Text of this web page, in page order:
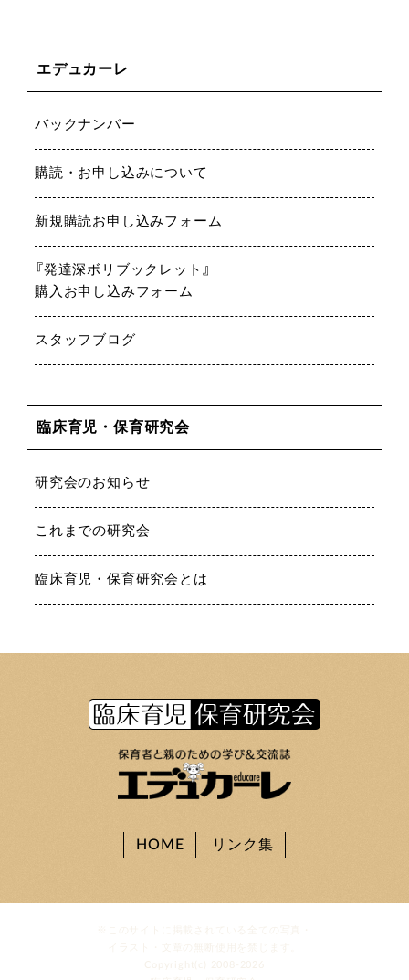
エデュカーレ
バックナンバー
購読・お申し込みについて
新規購読お申し込みフォーム
『発達深ボリブックレット』
購入お申し込みフォーム
スタッフブログ
臨床育児・保育研究会
研究会のお知らせ
これまでの研究会
臨床育児・保育研究会とは
HOME リンク集